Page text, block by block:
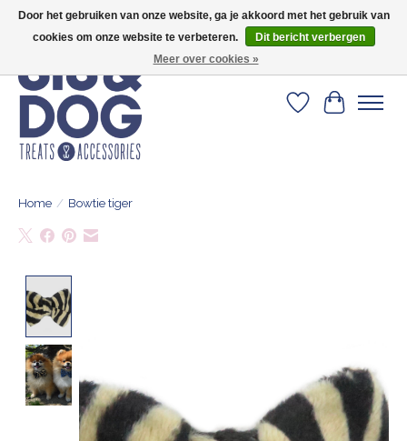
Verlanglijst
Home / Bowtie tiger
Door het gebruiken van onze website, ga je akkoord met het gebruik van
cookies om onze website te verbeteren.
Dit bericht verbergen
Meer over cookies »
Geef je hond het kleedje waar 500+ baasjes fan van zijn!